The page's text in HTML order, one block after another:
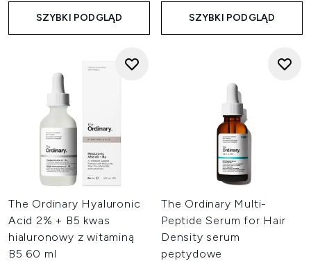
SZYBKI PODGLĄD SZYBKI PODGLĄD
The Ordinary Hyaluronic
Acid 2% + B5 kwas
hialuronowy z witaminą
B5 60 ml
The Ordinary Multi-
Peptide Serum for Hair
Density serum
peptydowe